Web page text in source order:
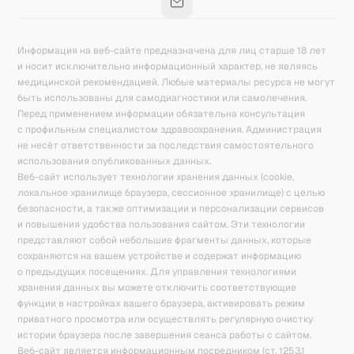
Информация на веб-сайте предназначена для лиц старше 18 лет
и носит исключительно информационный характер, не являясь
медицинской рекомендацией. Любые материалы ресурса не могут
быть использованы для самодиагностики или самолечения.
Перед применением информации обязательна консультация
с профильным специалистом здравоохранения. Администрация
не несёт ответственности за последствия самостоятельного
использования опубликованных данных.
Веб-сайт использует технологии хранения данных (cookie,
локальное хранилище браузера, сессионное хранилище) с целью
безопасности, а также оптимизации и персонализации сервисов
и повышения удобства пользования сайтом. Эти технологии
представляют собой небольшие фрагменты данных, которые
сохраняются на вашем устройстве и содержат информацию
о предыдущих посещениях. Для управления технологиями
хранения данных вы можете отключить соответствующие
функции в настройках вашего браузера, активировать режим
приватного просмотра или осуществлять регулярную очистку
истории браузера после завершения сеанса работы с сайтом.
Веб-сайт является информационным посредником (ст. 1253.1